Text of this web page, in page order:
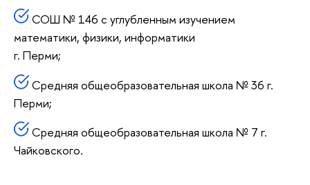
СОШ № 146 с углубленным изучением
математики, физики, информатики
г. Перми;
Средняя общеобразовательная школа № 36 г.
Перми;
Средняя общеобразовательная школа № 7 г.
Чайковского.